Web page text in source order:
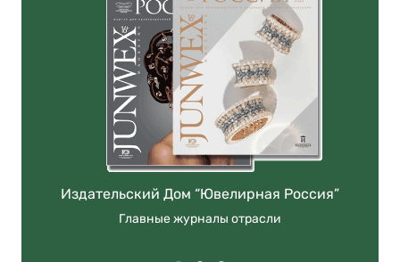
Издательский Дом “Ювелирная Россия”
Главные журналы отрасли